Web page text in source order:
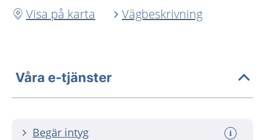
Visa på karta
Vägbeskrivning
Våra e-tjänster
Begär intyg